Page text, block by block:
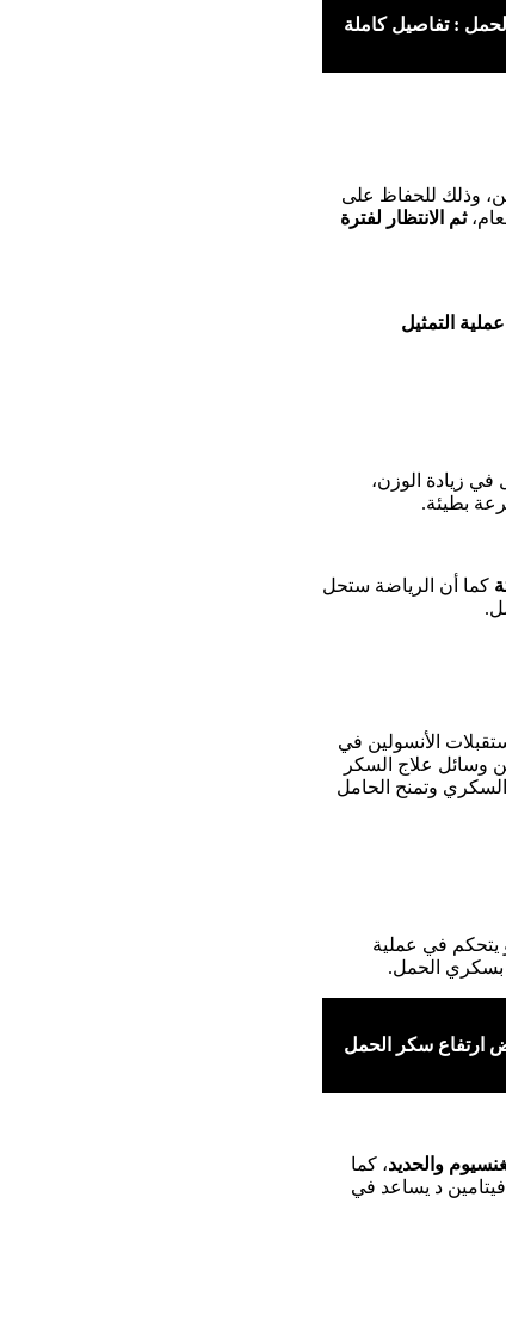
: تفاصيل كاملة
وذلك للحفاظ على
ثم الانتظار لفترة
التمثيل
زيادة الوزن،
كما أن الرياضة ستحل
الأنسولين في
وسائل علاج السكر
وتمنح الحامل
يتحكم في عملية
بسكري الحمل.
ارتفاع سكر الحمل
والحديد، كما
د يساعد في